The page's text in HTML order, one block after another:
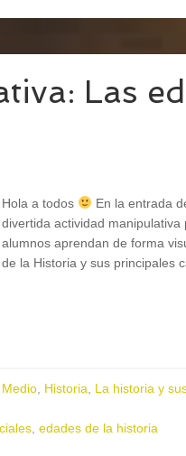
Las
Hola a todos
En la entrada
divertida actividad manipulativa
alumnos aprendan de forma
de la Historia y sus principales
Historia La historia y
edades de la historia